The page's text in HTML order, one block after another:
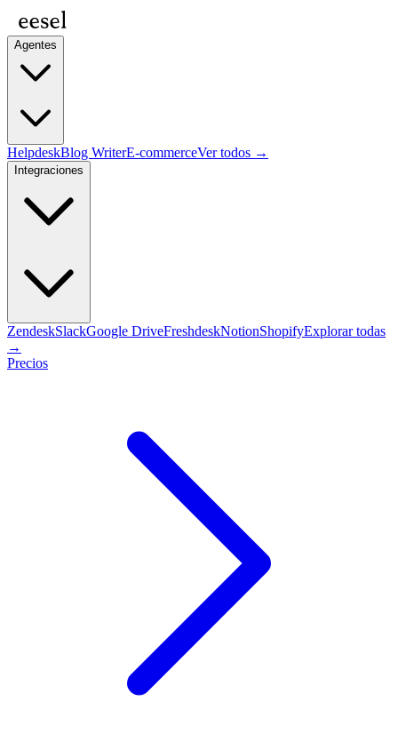
Agentes
HelpdeskBlog WriterE-commerceVer todos →
Integraciones
ZendeskSlackGoogle DriveFreshdeskNotionShopifyExplorar todas
→
Precios